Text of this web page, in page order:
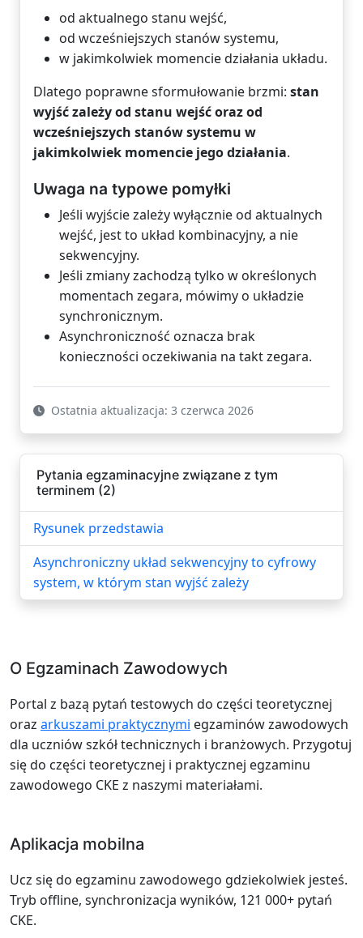
od aktualnego stanu wejść,
od wcześniejszych stanów systemu,
w jakimkolwiek momencie działania układu.
Dlatego poprawne sformułowanie brzmi: stan
wyjść zależy od stanu wejść oraz od
wcześniejszych stanów systemu w
jakimkolwiek momencie jego działania.
Uwaga na typowe pomyłki
Jeśli wyjście zależy wyłącznie od aktualnych
wejść, jest to układ kombinacyjny, a nie
sekwencyjny.
Jeśli zmiany zachodzą tylko w określonych
momentach zegara, mówimy o układzie
synchronicznym.
Asynchroniczność oznacza brak
konieczności oczekiwania na takt zegara.
Ostatnia aktualizacja: 3 czerwca 2026
Pytania egzaminacyjne związane z tym
terminem (2)
Rysunek przedstawia
Asynchroniczny układ sekwencyjny to cyfrowy
system, w którym stan wyjść zależy
O Egzaminach Zawodowych
Portal z bazą pytań testowych do części teoretycznej
oraz arkuszami praktycznymi egzaminów zawodowych
dla uczniów szkół technicznych i branżowych. Przygotuj
się do części teoretycznej i praktycznej egzaminu
zawodowego CKE z naszymi materiałami.
Aplikacja mobilna
Ucz się do egzaminu zawodowego gdziekolwiek jesteś.
Tryb offline, synchronizacja wyników, 121 000+ pytań
CKE.